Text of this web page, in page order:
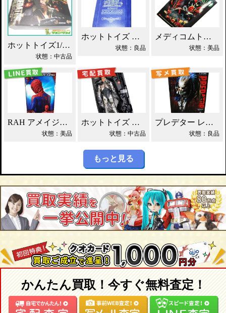
ホットトイズ1/6 MMP プレデター ダッチ・シェイファー買取！
状態：中古品
ホットトイズ エドワード シザーハンズ 買取！
状態：良品
メディコムトイ RAH スポーン 買取！
状態：美品
RAH アメイジング・スパイダーマン 買取！
状態：美品
ホットトイズ ロボコップ バトルダメージ版買取！
状態：中古品
プレデター レジェンダリー バスト 買取！
状態：良品
もっと見る
かんたん買取！今すぐ無料査定！